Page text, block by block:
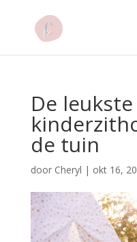
De leukste
de tuin
door Cheryl | okt 16,